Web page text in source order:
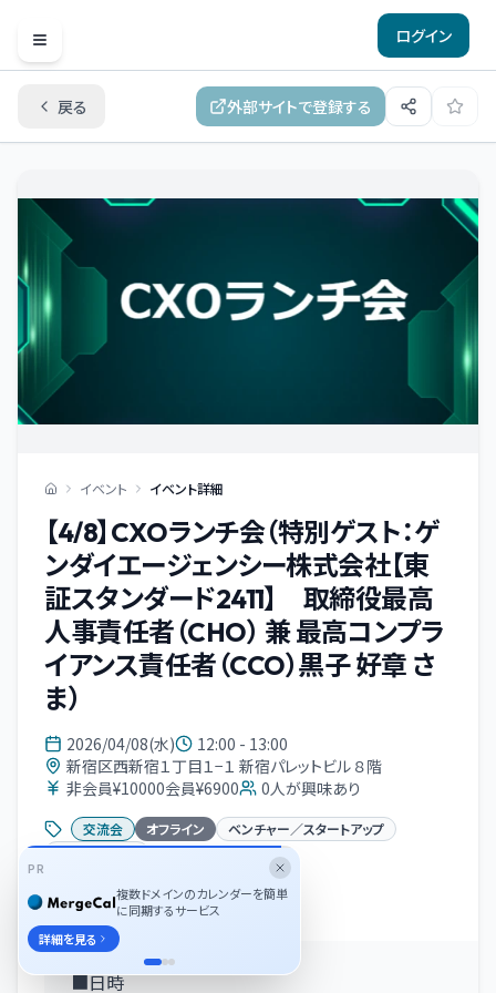
Open menu
ログイン
戻る 外部サイトで登録する
イベント イベント詳細
【4/8】CXOランチ会（特別ゲスト：ゲ
ンダイエージェンシー株式会社【東
証スタンダード2411】 取締役最高
人事責任者（CHO） 兼 最高コンプラ
イアンス責任者（CCO）黒子 好章 さ
ま）
2026/04/08(水)
12:00 - 13:00
新宿区西新宿１丁目１−１ 新宿パレットビル ８階
非会員¥10000会員¥6900
0人が興味あり
交流会 オフライン
ベンチャー／スタートアップ
スタートアップ
イベント概要
■日時
PR
複数ドメインのカレンダーを簡単
に同期するサービス
詳細を見る